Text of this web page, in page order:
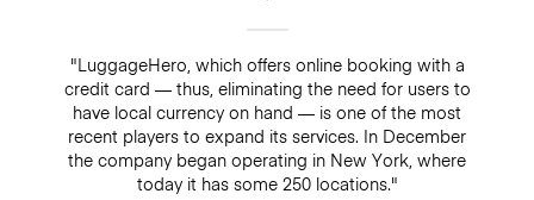
"LuggageHero, which offers online booking with a
credit card — thus, eliminating the need for users to
have local currency on hand — is one of the most
recent players to expand its services. In December
the company began operating in New York, where
today it has some 250 locations."